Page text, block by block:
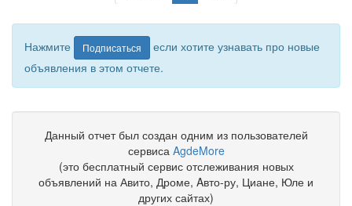
Нажмите Подписаться
если хотите узнавать про новые
объявления в этом отчете.
Данный отчет был создан одним из пользователей
сервиса AgdeMore
(это бесплатный сервис отслеживания новых
объявлений на Авито, Дроме, Aвто-ру, Циане, Юле и
других сайтах)